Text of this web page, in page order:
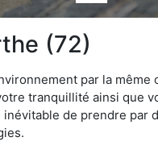
(72)
par la même
tranquillité ainsi que
de prendre